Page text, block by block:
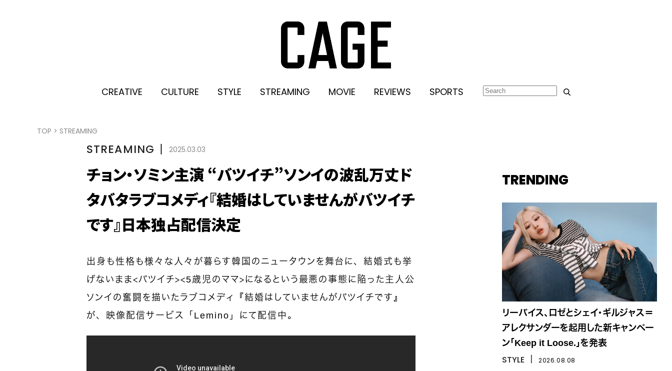
CREATIVE CULTURE STYLE STREAMING MOVIE REVIEWS SPORTS
TOP > STREAMING
STREAMING 丨 2025.03.03
チョン・ソミン主演 “バツイチ”ソンイの波乱万丈ド
タバタラブコメディ『結婚はしていませんがバツイチ
です』日本独占配信決定
出身も性格も様々な人々が暮らす韓国のニュータウンを舞台に、結婚式も挙
げないまま＜バツイチ＞＜5歳児のママ＞になるという最悪の事態に陥った主人公
ソンイの奮闘を描いたラブコメディ『結婚はしていませんがバツイチです』
が、映像配信サービス「Lemino」にて配信中。
TRENDING
リーバイス、ロゼとシェイ・ギルジャス＝
アレクサンダーを起用した新キャンペー
ン「Keep it Loose.」を発表
STYLE 2026.08.08